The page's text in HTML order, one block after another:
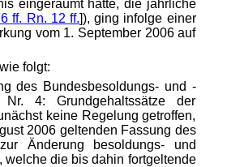
eingeräumt hatte, die jährliche
ff. Rn. 12 ff.]), ging infolge einer
vom 1. September 2006 auf
folgt:
des Bundesbesoldungs- und -
4: Grundgehaltssätze der
keine Regelung getroffen,
2006 geltenden Fassung des
Änderung besoldungs- und
welche die bis dahin fortgeltende